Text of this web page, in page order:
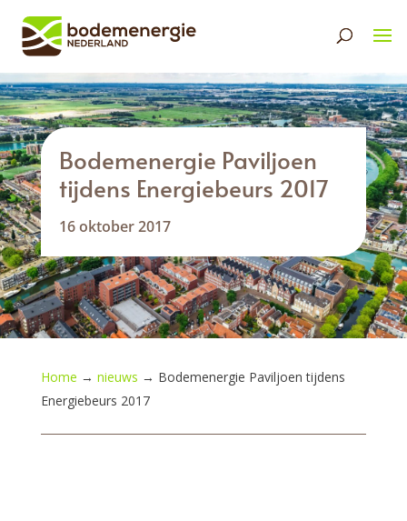
Bodemenergie Paviljoen
tijdens Energiebeurs 2017
16 oktober 2017
Home → nieuws → Bodemenergie Paviljoen tijdens
Energiebeurs 2017